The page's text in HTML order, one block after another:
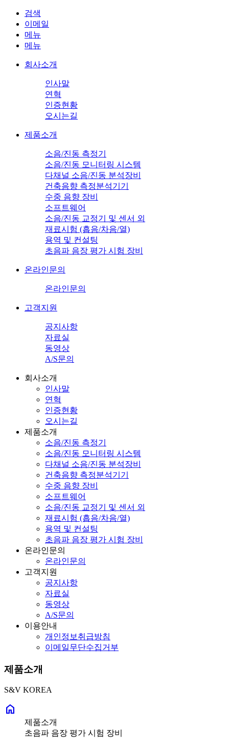
검색
이메일
메뉴
메뉴
회사소개
인사말
연혁
인증현황
오시는길
제품소개
소음/진동 측정기
소음/진동 모니터링 시스템
다채널 소음/진동 분석장비
건축음향 측정분석기기
수중 음향 장비
소프트웨어
소음/진동 교정기 및 센서 외
재료시험 (흡음/차음/열)
용역 및 컨설팅
초음파 음장 평가 시험 장비
온라인문의
온라인문의
고객지원
공지사항
자료실
동영상
A/S문의
회사소개
인사말
연혁
인증현황
오시는길
제품소개
소음/진동 측정기
소음/진동 모니터링 시스템
다채널 소음/진동 분석장비
건축음향 측정분석기기
수중 음향 장비
소프트웨어
소음/진동 교정기 및 센서 외
재료시험 (흡음/차음/열)
용역 및 컨설팅
초음파 음장 평가 시험 장비
온라인문의
온라인문의
고객지원
공지사항
자료실
동영상
A/S문의
이용안내
개인정보취급방침
이메일무단수집거부
제품소개
S&V KOREA
home
제품소개
초음파 음장 평가 시험 장비